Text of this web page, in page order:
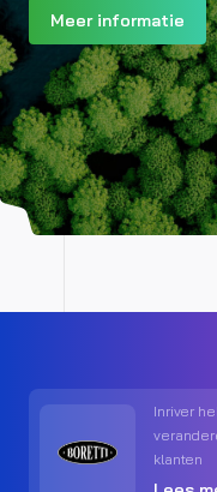
Meer informatie
Inriver
klanten